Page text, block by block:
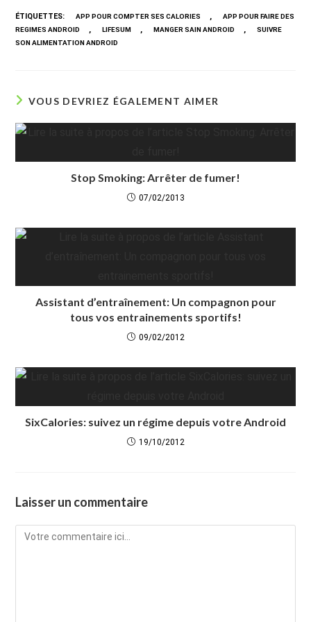
ÉTIQUETTES: APP POUR COMPTER SES CALORIES ,
APP POUR FAIRE DES
REGIMES ANDROID
, LIFESUM , MANGER SAIN ANDROID ,
SUIVRE
SON ALIMENTATION ANDROID
VOUS DEVRIEZ ÉGALEMENT AIMER
Stop Smoking: Arrêter de fumer!
07/02/2013
Assistant d’entraînement: Un compagnon pour
tous vos entrainements sportifs!
09/02/2012
SixCalories: suivez un régime depuis votre Android
19/10/2012
Laisser un commentaire
Comment